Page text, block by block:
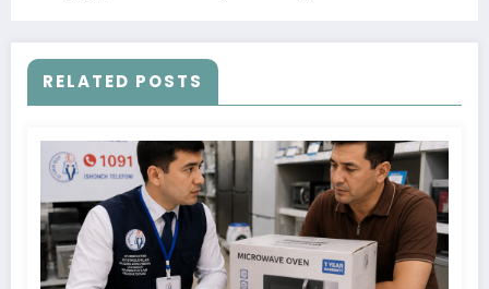
RELATED POSTS